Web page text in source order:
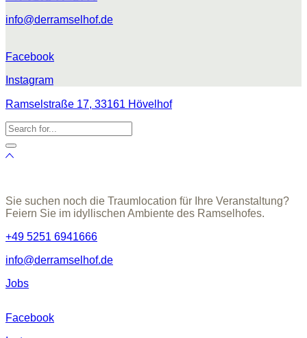
info@derramselhof.de
Facebook
Instagram
Ramselstraße 17, 33161 Hövelhof
Sie suchen noch die Traumlocation für Ihre Veranstaltung?
Feiern Sie im idyllischen Ambiente des Ramselhofes.
+49 5251 6941666
info@derramselhof.de
Jobs
Facebook